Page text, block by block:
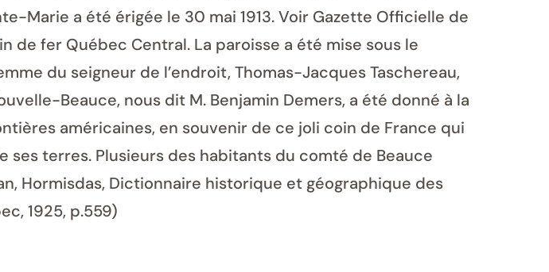
Marie a été érigée le 30 mai 1913. Voir Gazette Officielle de
de fer Québec Central. La paroisse a été mise sous le
du seigneur de l’endroit, Thomas-Jacques Taschereau,
Beauce, nous dit M. Benjamin Demers, a été donné à la
américaines, en souvenir de ce joli coin de France qui
terres. Plusieurs des habitants du comté de Beauce
Hormisdas, Dictionnaire historique et géographique des
1925, p.559)